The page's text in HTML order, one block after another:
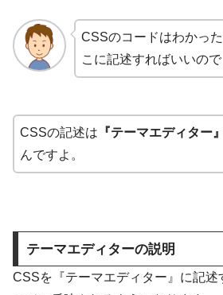
CSSのコードはわかっ
こに記述すればいいの
CSSの記述は 『テーマエディター』
んですよ。
テーマエディターの説明
CSSを『テーマエディター』に記述